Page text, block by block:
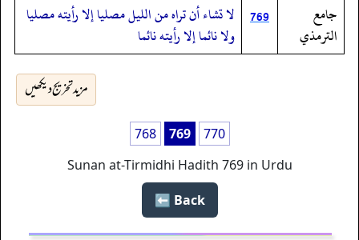
جامع
الترمذي
769
لا تشاء أن تراه من الليل مصليا إلا رأيته مصليا
ولا نائما إلا رأيته نائما
مزید تخریج دیکھیں
768 769
770
Sunan at-Tirmidhi Hadith 769 in Urdu
Back ⬅️